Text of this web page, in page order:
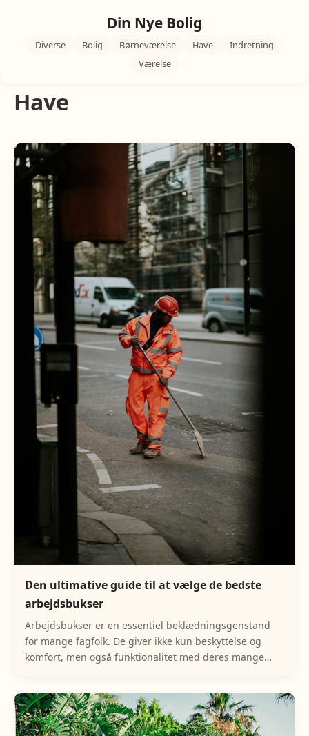
Din Nye Bolig
Diverse Bolig Børneværelse Have
Indretning
Værelse
Have
Den ultimative guide til at vælge de bedste
arbejdsbukser
Arbejdsbukser er en essentiel beklædningsgenstand
for mange fagfolk. De giver ikke kun beskyttelse og
komfort, men også funktionalitet med deres mange